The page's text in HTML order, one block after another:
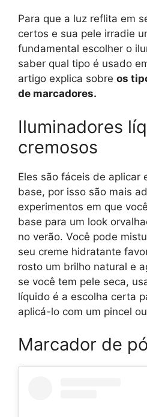
Para que a luz reflita em
certos e sua pele irradie
fundamental escolher o
saber qual tipo é usado
artigo explica sobre os
de marcadores.
Iluminadores
cremosos
Eles são fáceis de aplicar
base, por isso são mais
experimentos em que
base para um look
no verão. Você pode
seu creme hidratante
rosto um brilho natural e
se você tem pele seca,
líquido é a escolha certa
aplicá-lo com um pincel
Marcador de pó